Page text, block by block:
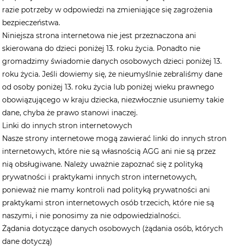
razie potrzeby w odpowiedzi na zmieniające się zagrożenia
bezpieczeństwa.
Niniejsza strona internetowa nie jest przeznaczona ani
skierowana do dzieci poniżej 13. roku życia. Ponadto nie
gromadzimy świadomie danych osobowych dzieci poniżej 13.
roku życia. Jeśli dowiemy się, że nieumyślnie zebraliśmy dane
od osoby poniżej 13. roku życia lub poniżej wieku prawnego
obowiązującego w kraju dziecka, niezwłocznie usuniemy takie
dane, chyba że prawo stanowi inaczej.
Linki do innych stron internetowych
Nasze strony internetowe mogą zawierać linki do innych stron
internetowych, które nie są własnością AGG ani nie są przez
nią obsługiwane. Należy uważnie zapoznać się z polityką
prywatności i praktykami innych stron internetowych,
ponieważ nie mamy kontroli nad polityką prywatności ani
praktykami stron internetowych osób trzecich, które nie są
naszymi, i nie ponosimy za nie odpowiedzialności.
Żądania dotyczące danych osobowych (żądania osób, których
dane dotyczą)